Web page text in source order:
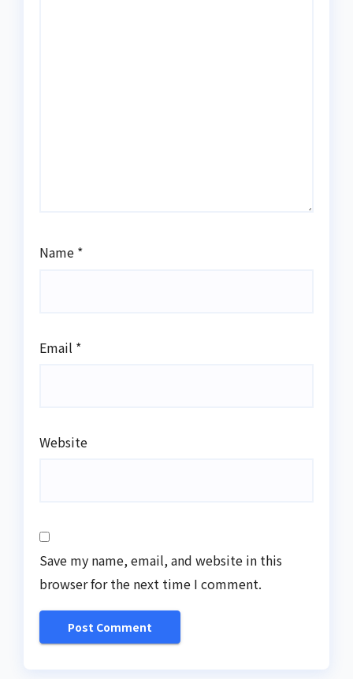
Name *
Email *
Website
Save my name, email, and website in this
browser for the next time I comment.